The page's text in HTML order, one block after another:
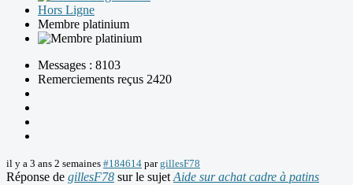
Hors Ligne
Membre platinium
Messages : 8103
Remerciements reçus 2420
il y a 3 ans 2 semaines #184614 pargillesF78
Réponse de gillesF78 sur le sujet Aide sur achat cadre à patins